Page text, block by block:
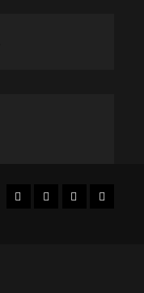
FacebookInstagram
YouTubeTwitter